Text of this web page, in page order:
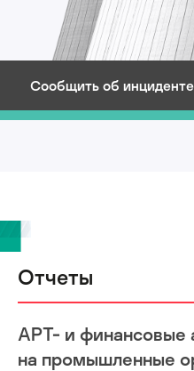
Сообщить об инциденте
Подписаться на рассылку
Отчеты
APT- и финансовые
на промышленные